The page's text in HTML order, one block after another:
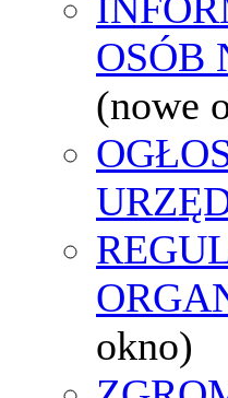
OSÓB
(nowe
okno)